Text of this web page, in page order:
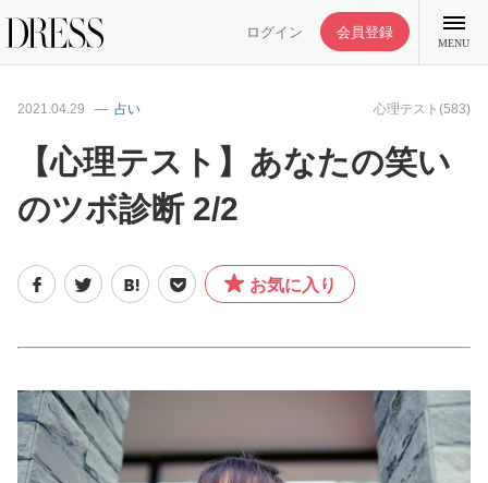
ログイン 会員登録
MENU
特集記事
DRESS部活
ファッション
恋愛/結婚/離婚
2021.04.29 占い 心理テスト(583)
【心理テスト】あなたの笑い
のツボ診断 2/2
お気に入り